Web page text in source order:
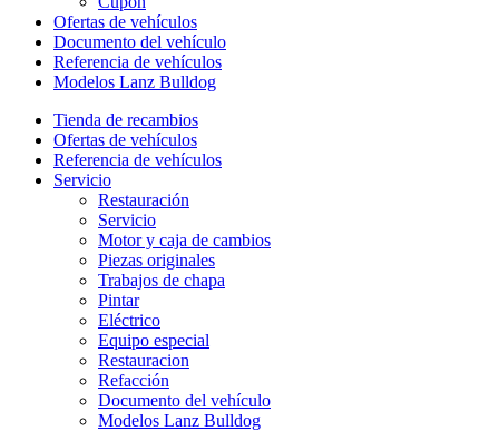
Ofertas de vehículos
Documento del vehículo
Referencia de vehículos
Modelos Lanz Bulldog
Tienda de recambios
Ofertas de vehículos
Referencia de vehículos
Servicio
Restauración
Servicio
Motor y caja de cambios
Piezas originales
Trabajos de chapa
Pintar
Eléctrico
Equipo especial
Restauracion
Refacción
Documento del vehículo
Modelos Lanz Bulldog